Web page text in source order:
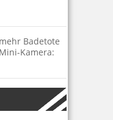
Badetote
Kamera: